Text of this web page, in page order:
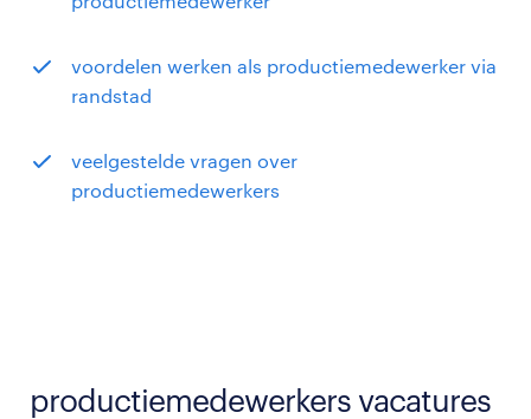
voordelen werken als productiemedewerker via
randstad
veelgestelde vragen over
productiemedewerkers
productiemedewerkers vacatures